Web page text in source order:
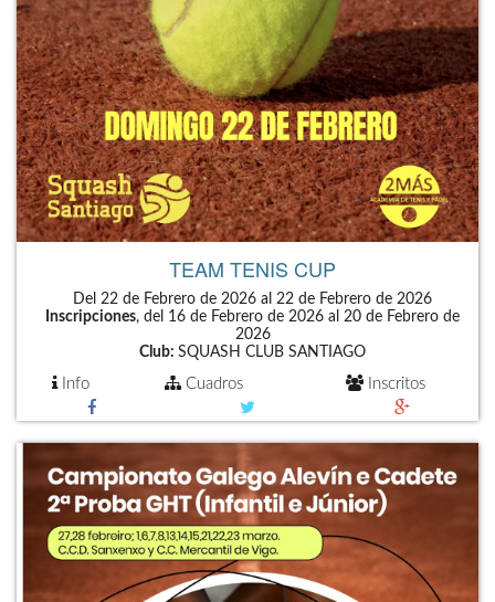
TEAM TENIS CUP
Del 22 de Febrero de 2026 al 22 de Febrero de 2026
Inscripciones, del 16 de Febrero de 2026 al 20 de Febrero de
2026
Club:SQUASH CLUB SANTIAGO
Info Cuadros Inscritos